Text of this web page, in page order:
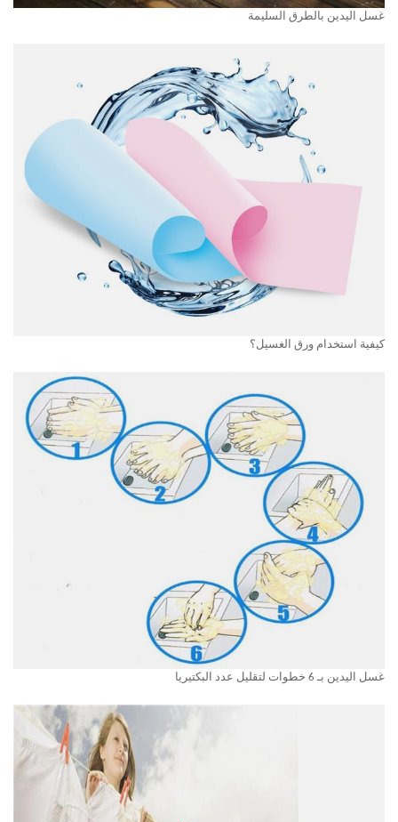
غسل اليدين بالطرق السليمة
كيفية استخدام ورق الغسيل؟
غسل اليدين بـ 6 خطوات لتقليل عدد البكتيريا